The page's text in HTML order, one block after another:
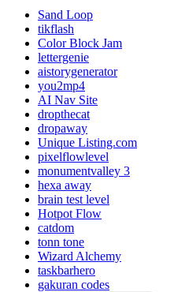
Sand Loop
tikflash
Color Block Jam
lettergenie
aistorygenerator
you2mp4
AI Nav Site
dropthecat
dropaway
Unique Listing.com
pixelflowlevel
monumentvalley 3
hexa away
brain test level
Hotpot Flow
catdom
tonn tone
Wizard Alchemy
taskbarhero
gakuran codes